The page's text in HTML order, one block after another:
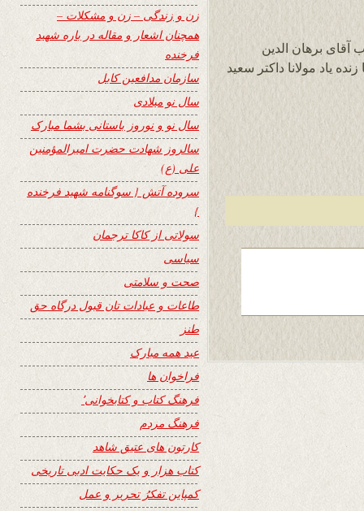
برهان الدین
یاد مولانا داکتر سعید
زن و زندگی – زن و مشکلات –
همچنان اشعار و مقاله در باره شهید
فرخنده
سازمان مدافعین کابل
سال نو میلادی
سال نو و نوروز باستانی بشما مبارک
سالروز شهادت حضرت امیرالمؤمنین
علی (ع)
سروده آتش { سوگنامه شهید فرخنده
}
سولاتی از کاکا ترجمان
سیاسی
صحت و سلامتی
طاعات و عبادات تان قبول درگاه حق
طنز
عید همه مبارک
فراخوان ها
فرهنگ کتاب و کتابخوانی٬
فرهنگ مردم
کارتون های عتیق شاهد
کتاب هزار و یک حکایت ادبی تاریخی
کمپاین تفکرُ تحریر و عمل